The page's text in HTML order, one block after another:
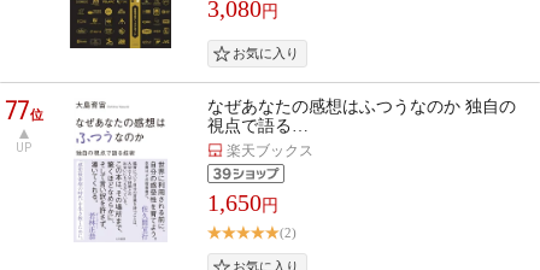
3,080円
77位
UP
なぜあなたの感想はふつうなのか 独自の
視点で語る…
楽天ブックス
1,650円
(2)